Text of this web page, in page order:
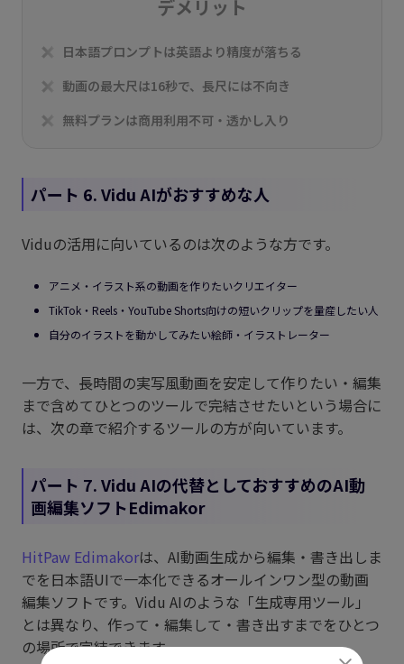
デメリット
日本語プロンプトは英語より精度が落ちる
動画の最大尺は16秒で、長尺には不向き
無料プランは商用利用不可・透かし入り
パート 6. Vidu AIがおすすめな人
Viduの活用に向いているのは次のような方です。
アニメ・イラスト系の動画を作りたいクリエイター
TikTok・Reels・YouTube Shorts向けの短いクリップを量産したい人
自分のイラストを動かしてみたい絵師・イラストレーター
一方で、長時間の実写風動画を安定して作りたい・編集
まで含めてひとつのツールで完結させたいという場合に
は、次の章で紹介するツールの方が向いています。
パート 7. Vidu AIの代替としておすすめのAI動
画編集ソフトEdimakor
HitPaw Edimakorは、AI動画生成から編集・書き出しま
でを日本語UIで一本化できるオールインワン型の動画
編集ソフトです。Vidu AIのような「生成専用ツール」
とは異なり、作って・編集して・書き出すまでをひとつ
の場所で完結できます。